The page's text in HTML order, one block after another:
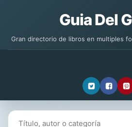
Guia Del
Gran directorio de libros en multiples